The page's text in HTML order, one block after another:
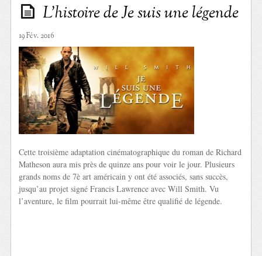
L’histoire de Je suis une légende
19 Fév. 2016
Cette troisième adaptation cinématographique du roman de Richard
Matheson aura mis près de quinze ans pour voir le jour. Plusieurs
grands noms de 7è art américain y ont été associés, sans succès,
jusqu’au projet signé Francis Lawrence avec Will Smith. Vu
l’aventure, le film pourrait lui-même être qualifié de légende.